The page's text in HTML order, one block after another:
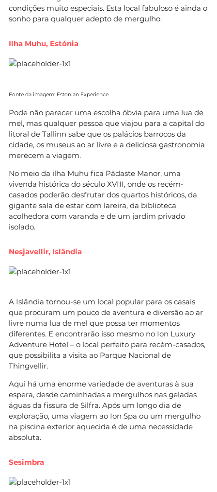
condições muito especiais. Esta local fabuloso é ainda o
sonho para qualquer adepto de mergulho.
Ilha Muhu, Estónia
Fonte da imagem: Estonian Experience
Pode não parecer uma escolha óbvia para uma lua de
mel, mas qualquer pessoa que viajou para a capital do
litoral de Tallinn sabe que os palácios barrocos da
cidade, os museus ao ar livre e a deliciosa gastronomia
merecem a viagem.
No meio da ilha Muhu fica Pädaste Manor, uma
vivenda histórica do século XVIII, onde os recém-
casados poderão desfrutar dos quartos históricos, da
gigante sala de estar com lareira, da biblioteca
acolhedora com varanda e de um jardim privado
isolado.
Nesjavellir, Islândia
A Islândia tornou-se um local popular para os casais
que procuram um pouco de aventura e diversão ao ar
livre numa lua de mel que possa ter momentos
diferentes. E encontrarão isso mesmo no Ion Luxury
Adventure Hotel – o local perfeito para recém-casados,
que possibilita a visita ao Parque Nacional de
Thingvellir.
Aqui há uma enorme variedade de aventuras à sua
espera, desde caminhadas a mergulhos nas geladas
águas da fissura de Silfra. Após um longo dia de
exploração, uma viagem ao Ion Spa ou um mergulho
na piscina exterior aquecida é de uma necessidade
absoluta.
Sesimbra